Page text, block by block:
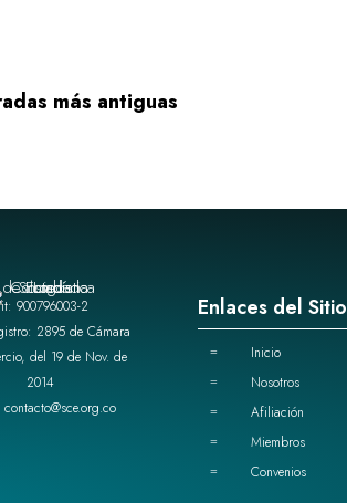
más antiguas
900796003-2
2895 de Cámara
del 19 de Nov. de
2014
Enlaces del Sitio
= Inicio
= Nosotros
= Afiliación
= Miembros
= Convenios